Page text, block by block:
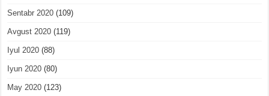
Sentabr 2020 (109)
Avgust 2020 (119)
Iyul 2020 (88)
Iyun 2020 (80)
May 2020 (123)